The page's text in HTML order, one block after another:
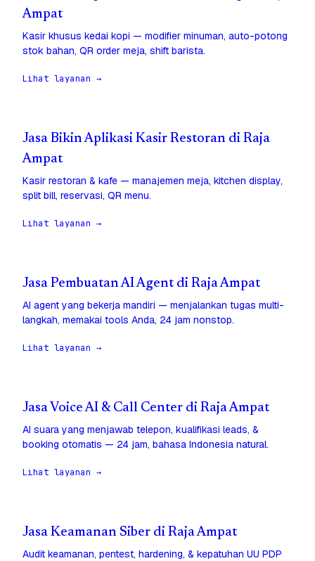
Ampat
Kasir khusus kedai kopi — modifier minuman, auto-potong
stok bahan, QR order meja, shift barista.
Lihat layanan →
Jasa Bikin Aplikasi Kasir Restoran di Raja
Ampat
Kasir restoran & kafe — manajemen meja, kitchen display,
split bill, reservasi, QR menu.
Lihat layanan →
Jasa Pembuatan AI Agent di Raja Ampat
AI agent yang bekerja mandiri — menjalankan tugas multi-
langkah, memakai tools Anda, 24 jam nonstop.
Lihat layanan →
Jasa Voice AI & Call Center di Raja Ampat
AI suara yang menjawab telepon, kualifikasi leads, &
booking otomatis — 24 jam, bahasa Indonesia natural.
Lihat layanan →
Jasa Keamanan Siber di Raja Ampat
Audit keamanan, pentest, hardening, & kepatuhan UU PDP